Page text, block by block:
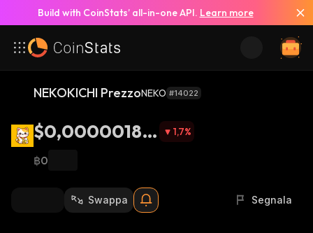
Build with CoinStats’ all-in-one API. Learn more
NEKOKICHI PrezzoNEKO #14022
$0,00000184
7
1,7%
฿0
Swappa Segnala